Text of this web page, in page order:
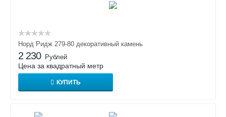
Норд Ридж 279-80 декоративный камень
2 230 Рублей
Цена за квадратный метр
КУПИТЬ